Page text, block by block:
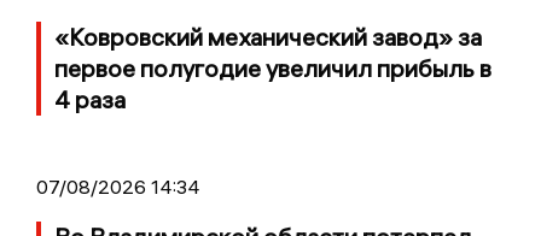
«Ковровский механический завод» за
первое полугодие увеличил прибыль в
4 раза
07/08/2026 14:34